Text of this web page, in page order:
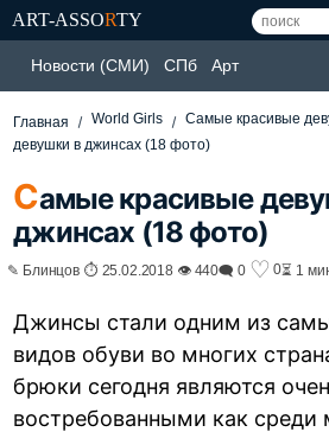
ART-ASSORTY
Новости (СМИ) СПб Арт
Главная World Girls Самые красивые
девушки в джинсах (18 фото)
Самые красивые
джинсах (18 фото)
✎ Блинцов ⏱ 25.02.2018 👁 440🗨 0 ♡ 0⏳ 1
Джинсы стали одним из
видов обуви во многих
брюки сегодня являются
востребованными как среди